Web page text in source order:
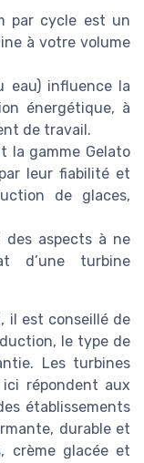
par cycle est un
à votre volume
eau) influence la
énergétique, à
de travail.
la gamme Gelato
leur fiabilité et
de glaces,
aspects à ne
d’une turbine
il est conseillé de
le type de
Les turbines
ici répondent aux
établissements
durable et
crème glacée et